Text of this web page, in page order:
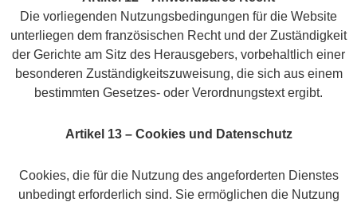
Die vorliegenden Nutzungsbedingungen für die Website
unterliegen dem französischen Recht und der Zuständigkeit
der Gerichte am Sitz des Herausgebers, vorbehaltlich einer
besonderen Zuständigkeitszuweisung, die sich aus einem
bestimmten Gesetzes- oder Verordnungstext ergibt.
Artikel 13 – Cookies und Datenschutz
Cookies, die für die Nutzung des angeforderten Dienstes
unbedingt erforderlich sind. Sie ermöglichen die Nutzung